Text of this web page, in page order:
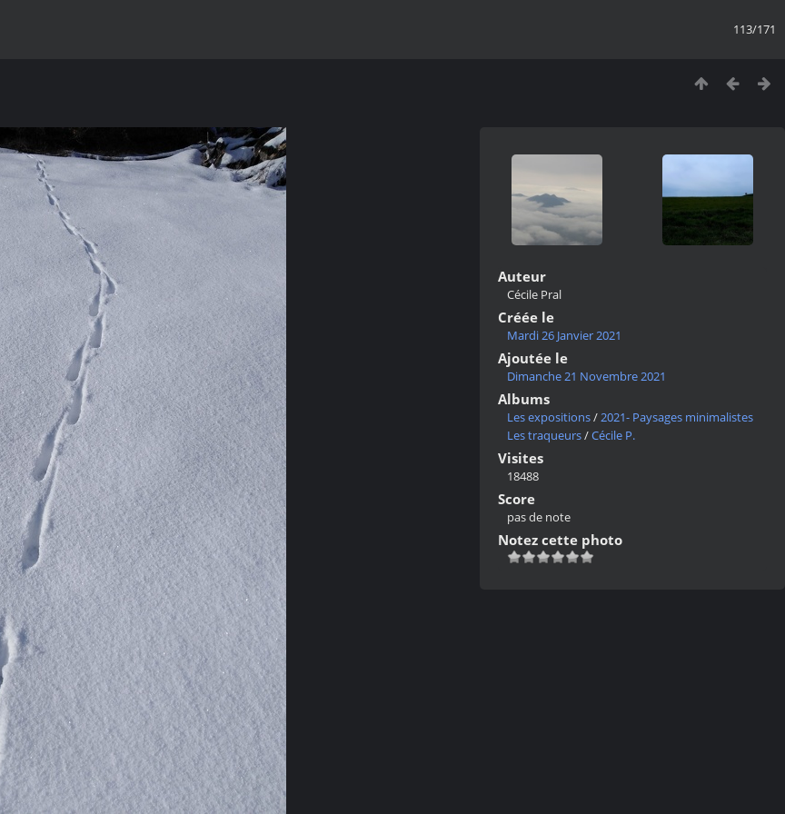
113/171
Auteur
Cécile Pral
Créée le
Mardi 26 Janvier 2021
Ajoutée le
Dimanche 21 Novembre 2021
Albums
Les expositions/2021- Paysages minimalistes
Les traqueurs/Cécile P.
Visites
18488
Score
pas de note
Notez cette photo